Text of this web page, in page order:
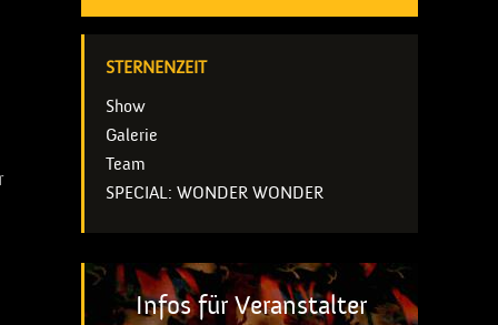
STERNENZEIT
Show
Galerie
Team
SPECIAL: WONDER WONDER
Infos für Veranstalter